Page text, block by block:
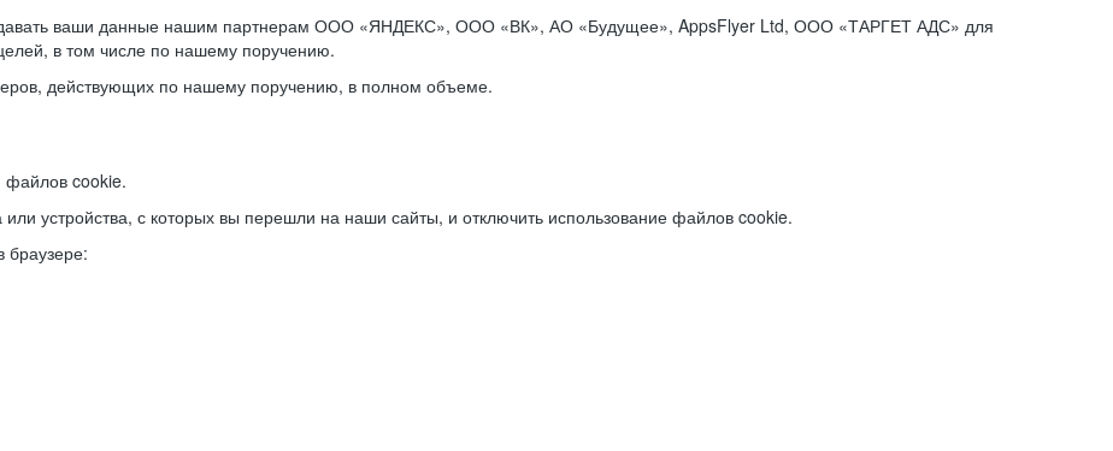
ваши данные нашим партнерам ООО «ЯНДЕКС», ООО «ВК», АО «Будущее», AppsFlyer Ltd, ООО «ТАРГЕТ АДС» для
в том числе по нашему поручению.
действующих по нашему поручению, в полном объеме.
файлов cookie.
или устройства, с которых вы перешли на наши сайты, и отключить использование файлов cookie.
браузере: